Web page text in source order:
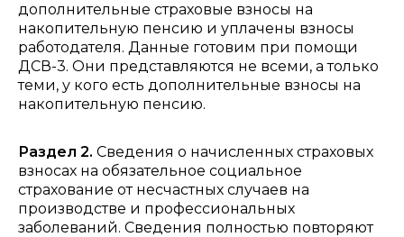
дополнительные страховые взносы на
накопительную пенсию и уплачены взносы
работодателя. Данные готовим при помощи
ДСВ-3. Они представляются не всеми, а только
теми, у кого есть дополнительные взносы на
накопительную пенсию.
Раздел 2. Сведения о начисленных страховых
взносах на обязательное социальное
страхование от несчастных случаев на
производстве и профессиональных
заболеваний. Сведения полностью повторяют